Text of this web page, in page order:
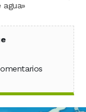
X (Twitter)
en WhatsApp